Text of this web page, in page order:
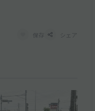
保存 シェア